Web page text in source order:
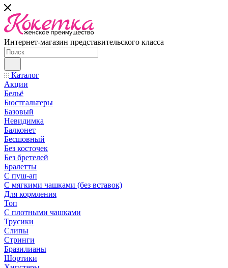
Интернет-магазин представительского класса
Каталог
Акции
Бельё
Бюстгальтеры
Базовый
Невидимка
Балконет
Бесшовный
Без косточек
Без бретелей
Бралетты
С пуш-ап
С мягкими чашками (без вставок)
Для кормления
Топ
С плотными чашками
Трусики
Слипы
Стринги
Бразилианы
Шортики